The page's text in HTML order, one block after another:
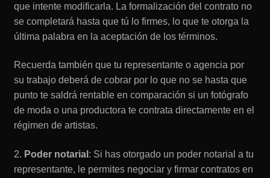
que intente modificarla. La formalización del contrato no
se completará hasta que tú lo firmes, lo que te otorga la
última palabra en la aceptación de los términos.
Recuerda también que tu representante o agencia por
su trabajo deberá de cobrar por lo que no se hasta que
punto te saldrá rentable en comparación si un fotógrafo
de moda o una productora te contrata directamente en el
régimen de artistas.
2. Poder notarial : Si has otorgado un poder notarial a tu
representante, le permites negociar y firmar contratos en